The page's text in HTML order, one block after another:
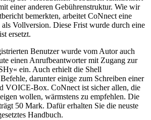
einer anderen Gebührenstruktur. Wie wir
bemerkten, arbeitet CoNnect eine
Vollversion. Diese Frist wurde durch eine
ersetzt.
Benutzer wurde vom Autor auch
einen Anrufbeantworter mit Zugang zur
ein. Auch erhielt die Shell
darunter einige zum Schreiben einer
VOICE-Box. CoNnect ist sicher allen, die
wollen, wärmstens zu empfehlen. Die
50 Mark. Dafür erhalten Sie die neuste
Handbuch.